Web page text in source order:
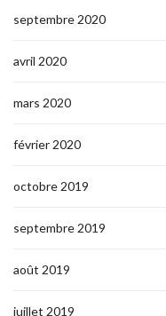
septembre 2020
avril 2020
mars 2020
février 2020
octobre 2019
septembre 2019
août 2019
juillet 2019